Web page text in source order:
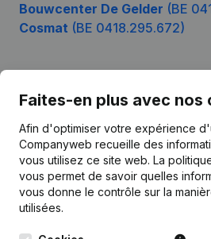
Bouwcenter De Gelder (BE
Cosmat (BE 0418.295.672)
Faites-en plus avec nos
Afin d'optimiser votre expérience
Companyweb recueille des
vous utilisez ce site web. La
vous permet de savoir quelles
vous donne le contrôle sur la
utilisées.
Français
Kantorenpark Everest
248D,